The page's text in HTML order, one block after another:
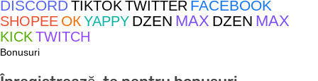
SHOPEE ОК YAPPY DZENMAX DZENMAX
KICKTWITCH
Bonusuri
Înregistrează-te pentru bonusuri